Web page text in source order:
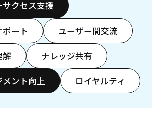
クセス支援
ート ユーザー間交流
ナレッジ共有
ント向上 ロイヤルティ